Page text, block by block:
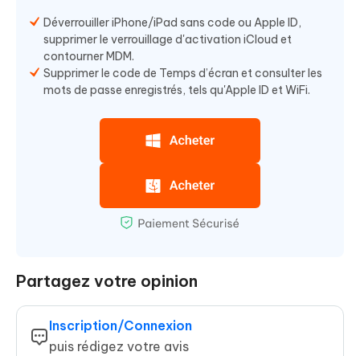
Déverrouiller iPhone/iPad sans code ou Apple ID,
supprimer le verrouillage d'activation iCloud et
contourner MDM.
Supprimer le code de Temps d’écran et consulter les
mots de passe enregistrés, tels qu'Apple ID et WiFi.
Partagez votre opinion
Inscription/Connexion
puis rédigez votre avis